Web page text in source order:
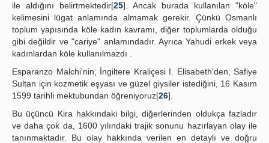
ile aldığını belirtmektedir[25]. Ancak burada kullanılan "köle"
kelimesini lügat anlamında almamak gerekir. Çünkü Osmanlı
toplum yapısında köle kadın kavramı, diğer toplumlarda olduğu
gibi değildir ve "cariye" anlamındadır. Ayrıca Yahudi erkek veya
kadınlardan köle kullanılmazdı .
Esparanzo Malchi'nin, İngiltere Kraliçesi I. Elisabeth'den, Safiye
Sultan için kozmetik eşyası ve güzel giysiler istediğini, 16 Kasım
1599 tarihli mektubundan öğreniyoruz[26].
Bu üçüncü Kira hakkındaki bilgi, diğerlerinden oldukça fazladır
ve daha çok da, 1600 yılındaki trajik sonunu hazırlayan olay ile
tanınmaktadır. Bu olay hakkında verilen en detaylı ve doğru